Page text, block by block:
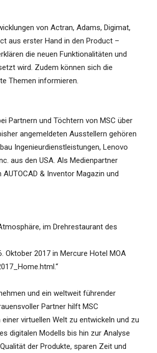
von Actran, Adams, Digimat,
aus erster Hand in den Product –
die neuen Funktionalitäten und
wird. Zudem können sich die
Themen informieren.
Partnern und Töchtern von MSC über
angemeldeten Ausstellern gehören
Ingenieurdienstleistungen, Lenovo
aus den USA. Als Medienpartner
& Inventor Magazin und
im Drehrestaurant des
2017 in Mercure Hotel MOA
und ein weltweit führender
Partner hilft MSC
virtuellen Welt zu entwickeln und zu
digitalen Modells bis hin zur Analyse
der Produkte, sparen Zeit und